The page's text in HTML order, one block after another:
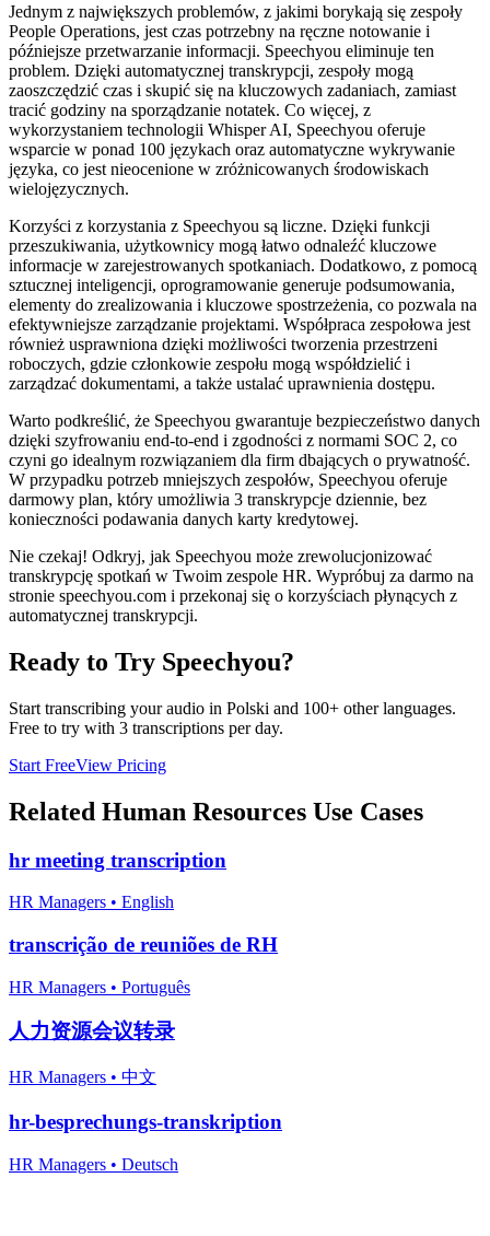
Jednym z największych problemów, z jakimi borykają się zespoły
People Operations, jest czas potrzebny na ręczne notowanie i
późniejsze przetwarzanie informacji. Speechyou eliminuje ten
problem. Dzięki automatycznej transkrypcji, zespoły mogą
zaoszczędzić czas i skupić się na kluczowych zadaniach, zamiast
tracić godziny na sporządzanie notatek. Co więcej, z
wykorzystaniem technologii Whisper AI, Speechyou oferuje
wsparcie w ponad 100 językach oraz automatyczne wykrywanie
języka, co jest nieocenione w zróżnicowanych środowiskach
wielojęzycznych.
Korzyści z korzystania z Speechyou są liczne. Dzięki funkcji
przeszukiwania, użytkownicy mogą łatwo odnaleźć kluczowe
informacje w zarejestrowanych spotkaniach. Dodatkowo, z pomocą
sztucznej inteligencji, oprogramowanie generuje podsumowania,
elementy do zrealizowania i kluczowe spostrzeżenia, co pozwala na
efektywniejsze zarządzanie projektami. Współpraca zespołowa jest
również usprawniona dzięki możliwości tworzenia przestrzeni
roboczych, gdzie członkowie zespołu mogą współdzielić i
zarządzać dokumentami, a także ustalać uprawnienia dostępu.
Warto podkreślić, że Speechyou gwarantuje bezpieczeństwo danych
dzięki szyfrowaniu end-to-end i zgodności z normami SOC 2, co
czyni go idealnym rozwiązaniem dla firm dbających o prywatność.
W przypadku potrzeb mniejszych zespołów, Speechyou oferuje
darmowy plan, który umożliwia 3 transkrypcje dziennie, bez
konieczności podawania danych karty kredytowej.
Nie czekaj! Odkryj, jak Speechyou może zrewolucjonizować
transkrypcję spotkań w Twoim zespole HR. Wypróbuj za darmo na
stronie speechyou.com i przekonaj się o korzyściach płynących z
automatycznej transkrypcji.
Ready to Try Speechyou?
Start transcribing your audio in Polski and 100+ other languages.
Free to try with 3 transcriptions per day.
Start FreeView Pricing
Related Human Resources Use Cases
hr meeting transcription
HR Managers • English
transcrição de reuniões de RH
HR Managers • Português
人力资源会议转录
HR Managers • 中文
hr-besprechungs-transkription
HR Managers • Deutsch